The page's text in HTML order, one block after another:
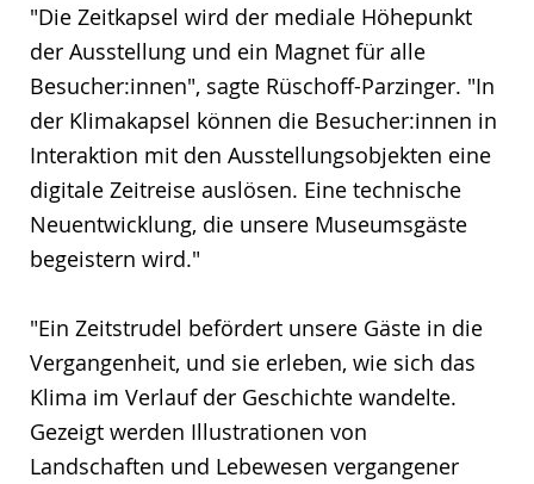
"Die Zeitkapsel wird der mediale Höhepunkt
der Ausstellung und ein Magnet für alle
Besucher:innen", sagte Rüschoff-Parzinger. "In
der Klimakapsel können die Besucher:innen in
Interaktion mit den Ausstellungsobjekten eine
digitale Zeitreise auslösen. Eine technische
Neuentwicklung, die unsere Museumsgäste
begeistern wird."
"Ein Zeitstrudel befördert unsere Gäste in die
Vergangenheit, und sie erleben, wie sich das
Klima im Verlauf der Geschichte wandelte.
Gezeigt werden Illustrationen von
Landschaften und Lebewesen vergangener